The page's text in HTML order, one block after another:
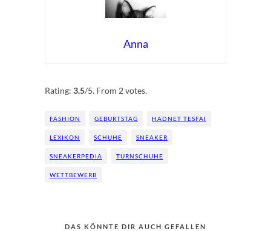
Anna
Rating: 3.5/5. From 2 votes.
FASHION GEBURTSTAG HADNET TESFAI
LEXIKON SCHUHE SNEAKER
SNEAKERPEDIA TURNSCHUHE
WETTBEWERB
DAS KÖNNTE DIR AUCH GEFALLEN